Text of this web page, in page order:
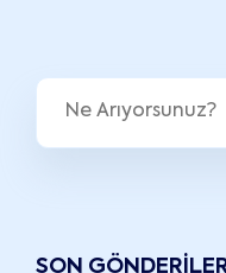
SON